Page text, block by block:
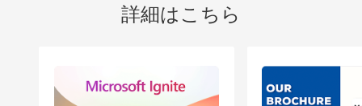
詳細はこちら